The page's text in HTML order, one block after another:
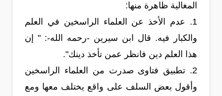
المغالية ظاهرة منها:
1. عدم الأخذ عن العلماء الراسخين في العلم
والكبار فيه. قال ابن سيرين -رحمه الله-: " إن
هذا العلم دين فانظر عمن تأخذ دينك".
2. تطبيق فتاوى صدرت من العلماء الراسخين
وأقول بعض السلف على واقع يختلف معها ومع